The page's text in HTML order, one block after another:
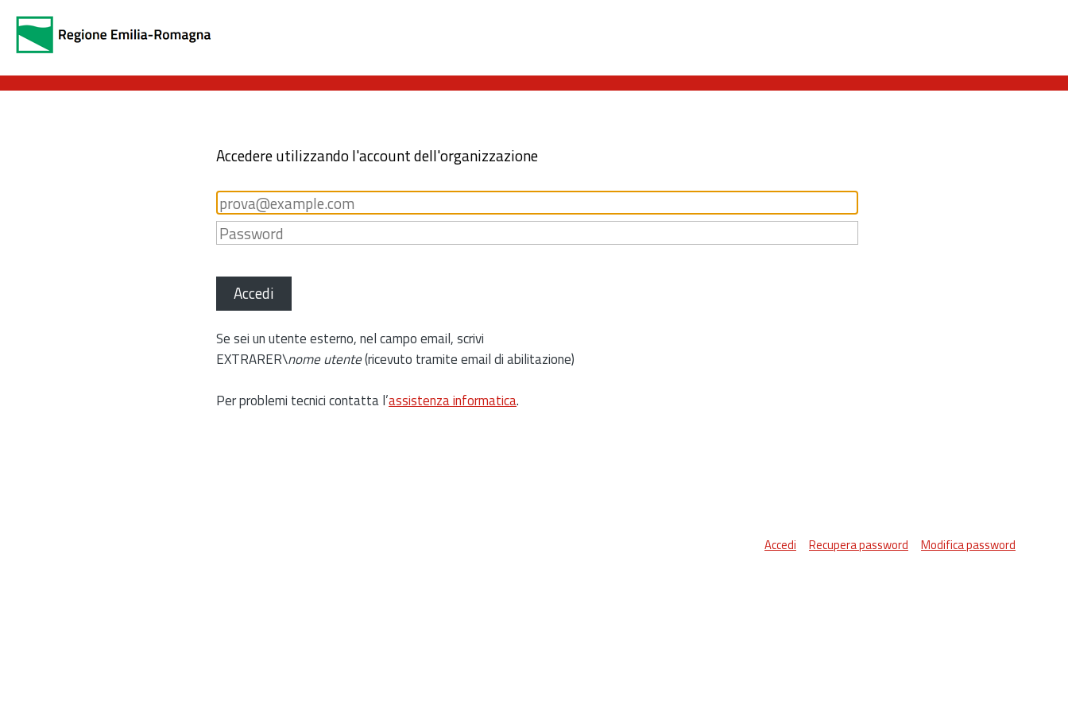
Accedere utilizzando l'account dell'organizzazione
Accedi
Se sei un utente esterno, nel campo email, scrivi
EXTRARER\nome utente(ricevuto tramite email di abilitazione)
Per problemi tecnici contatta l’assistenza informatica.
Accedi Recupera password Modifica password